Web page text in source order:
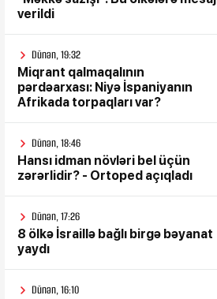
verildi
Dünən, 19:32
Miqrant qalmaqalının
pərdəarxası: Niyə İspaniyanın
Afrikada torpaqları var?
Dünən, 18:46
Hansı idman növləri bel üçün
zərərlidir? - Ortoped açıqladı
Dünən, 17:26
8 ölkə İsraillə bağlı birgə bəyanat
yaydı
Dünən, 16:10